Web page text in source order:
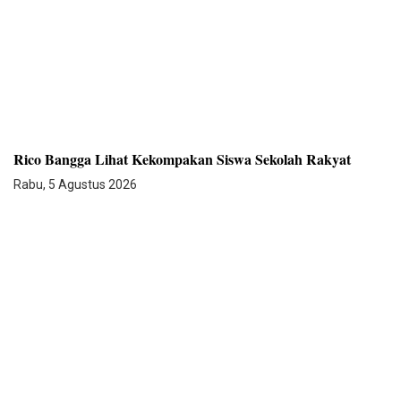
Rico Bangga Lihat Kekompakan Siswa Sekolah Rakyat
Rabu, 5 Agustus 2026